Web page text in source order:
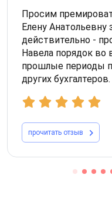
Просим
Елену Анатольевну
действительно -
Навела порядок во
прошлые периоды
других
прочитать отзыв